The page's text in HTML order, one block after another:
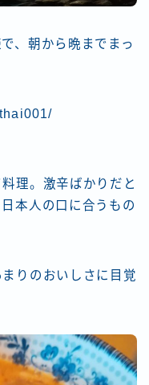
、朝から晩までまっ
理。激辛ばかりだと
本人の口に合うもの
りのおいしさに目覚